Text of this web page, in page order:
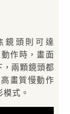
鏡頭則可達
作時，畫面
兩顆鏡頭都
畫質慢動作
式。